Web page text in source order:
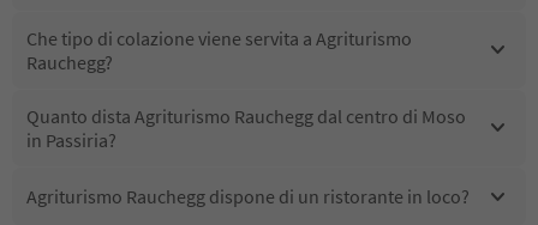
Che tipo di colazione viene servita a Agriturismo
Rauchegg?
Quanto dista Agriturismo Rauchegg dal centro di Moso
in Passiria?
Agriturismo Rauchegg dispone di un ristorante in loco?